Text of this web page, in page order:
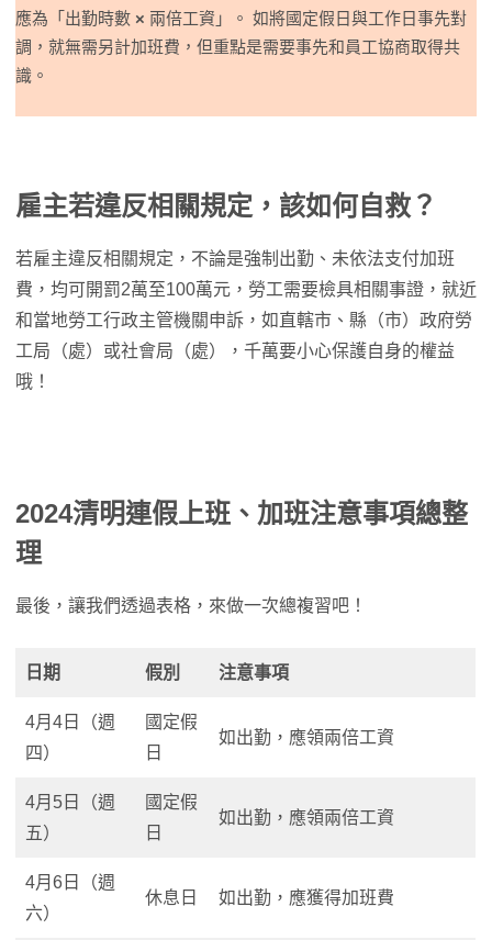
應為「出勤時數 × 兩倍工資」。 如將國定假日與工作日事先對
調，就無需另計加班費，但重點是需要事先和員工協商取得共
識。
雇主若違反相關規定，該如何自救？
若雇主違反相關規定，不論是強制出勤、未依法支付加班
費，均可開罰2萬至100萬元，勞工需要檢具相關事證，就近
和當地勞工行政主管機關申訴，如直轄市、縣（市）政府勞
工局（處）或社會局（處），千萬要小心保護自身的權益
哦！
2024清明連假上班、加班注意事項總整
理
最後，讓我們透過表格，來做一次總複習吧！
日期 假別 注意事項
4月4日（週
四）
國定假
日
如出勤，應領兩倍工資
4月5日（週
五）
國定假
日
如出勤，應領兩倍工資
4月6日（週
六）
休息日 如出勤，應獲得加班費